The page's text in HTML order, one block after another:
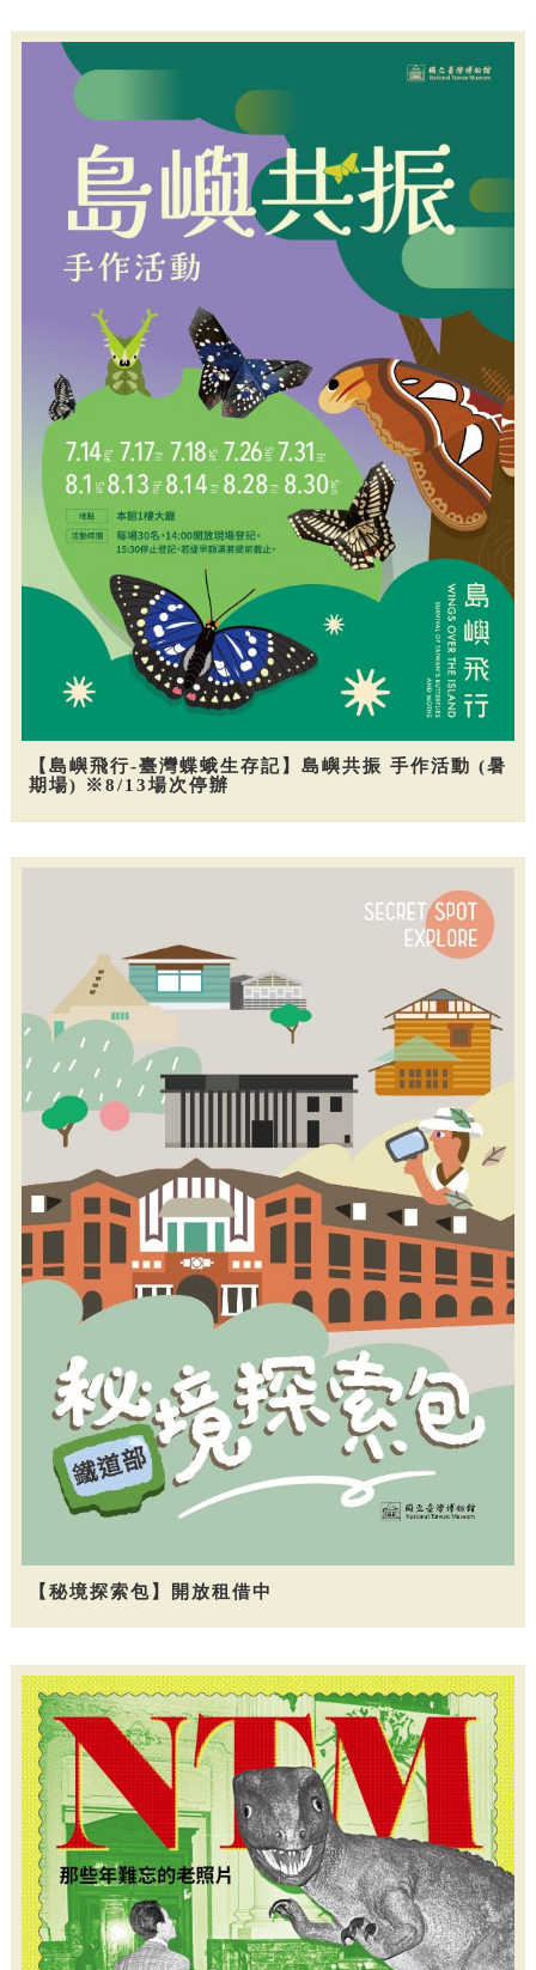
【島嶼飛行-臺灣蝶蛾生存記】島嶼共振 手作活動 (暑
期場) ※8/13場次停辦
【秘境探索包】開放租借中